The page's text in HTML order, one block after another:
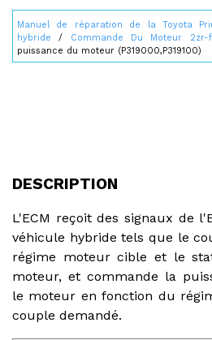
Manuel de réparation de la Toyota
hybride / Commande Du Moteur 2zr-
puissance du moteur (P319000,P319100)
DESCRIPTION
L'ECM reçoit des signaux de
véhicule hybride tels que le
régime moteur cible et le
moteur, et commande la
le moteur en fonction du
couple demandé.